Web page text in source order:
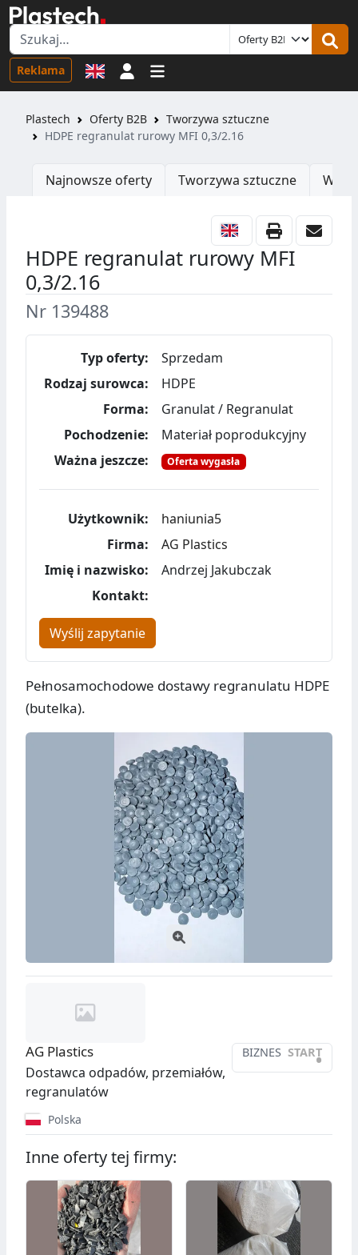
Reklama Logowanie
Plastech Oferty B2B
Tworzywa sztuczne
HDPE regranulat rurowy MFI 0,3/2.16
Najnowsze oferty Tworzywa sztuczne
HDPE regranulat rurowy MFI
0,3/2.16
Nr 139488
Typ oferty:
Sprzedam
Rodzaj surowca:
HDPE
Forma:
Granulat / Regranulat
Pochodzenie:
Materiał poprodukcyjny
Ważna jeszcze:
Oferta wygasła
Użytkownik:
haniunia5
Firma:
AG Plastics
Imię i nazwisko:
Andrzej Jakubczak
Kontakt:
Wyślij zapytanie
Pełnosamochodowe dostawy regranulatu HDPE
(butelka).
BIZNES START
•
AG Plastics
Dostawca odpadów, przemiałów,
regranulatów
Polska
Inne oferty tej firmy: